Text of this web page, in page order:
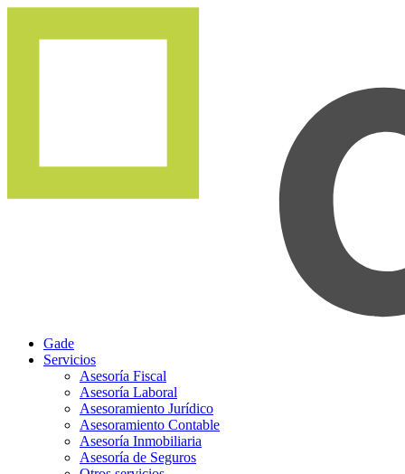
Gade
Servicios
Asesoría Fiscal
Asesoría Laboral
Asesoramiento Jurídico
Asesoramiento Contable
Asesoría Inmobiliaria
Asesoría de Seguros